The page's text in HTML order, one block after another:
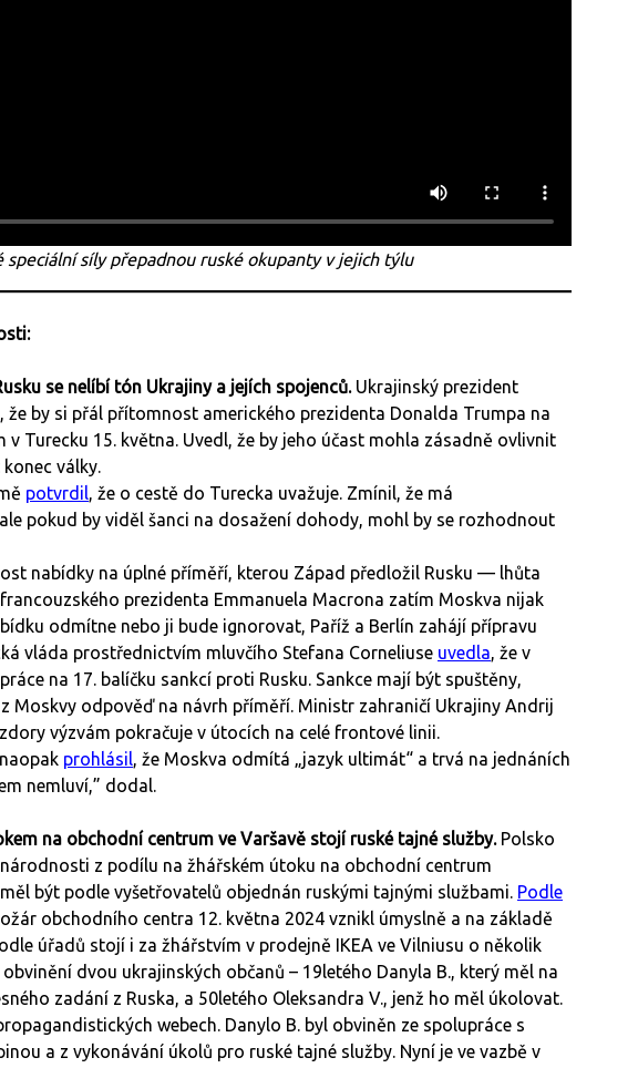
speciální síly přepadnou ruské okupanty v jejich týlu
se nelíbí tón Ukrajiny a jejích spojenců. Ukrajinský prezident
, že by si přál přítomnost amerického prezidenta Donalda Trumpa na
v Turecku 15. května. Uvedl, že by jeho účast mohla zásadně ovlivnit
války.
potvrdil, že o cestě do Turecka uvažuje. Zmínil, že má
pokud by viděl šanci na dosažení dohody, mohl by se rozhodnout
nabídky na úplné příměří, kterou Západ předložil Rusku — lhůta
francouzského prezidenta Emmanuela Macrona zatím Moskva nijak
odmítne nebo ji bude ignorovat, Paříž a Berlín zahájí přípravu
vláda prostřednictvím mluvčího Stefana Corneliuse uvedla, že v
na 17. balíčku sankcí proti Rusku. Sankce mají být spuštěny,
Moskvy odpověď na návrh příměří. Ministr zahraničí Ukrajiny Andrij
výzvám pokračuje v útocích na celé frontové linii.
prohlásil, že Moskva odmítá „jazyk ultimát“ a trvá na jednáních
nemluví,” dodal.
na obchodní centrum ve Varšavě stojí ruské tajné služby. Polsko
z podílu na žhářském útoku na obchodní centrum
být podle vyšetřovatelů objednán ruskými tajnými službami. Podle
obchodního centra 12. května 2024 vznikl úmyslně a na základě
úřadů stojí i za žhářstvím v prodejně IKEA ve Vilniusu o několik
dvou ukrajinských občanů – 19letého Danyla B., který měl na
zadání z Ruska, a 50letého Oleksandra V., jenž ho měl úkolovat.
webech. Danylo B. byl obviněn ze spolupráce s
a z vykonávání úkolů pro ruské tajné služby. Nyní je ve vazbě v